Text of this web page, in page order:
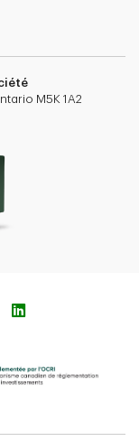
M5K 1A2